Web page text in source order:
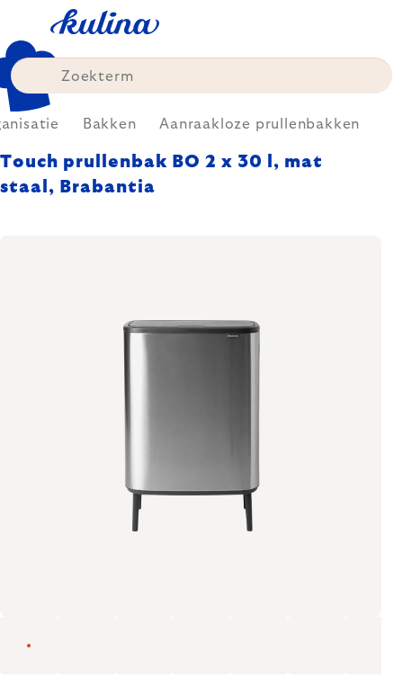
content
Bakken Aanraakloze prullenbakken
Touch prullenbak BO 2 x 30 l, mat
staal, Brabantia